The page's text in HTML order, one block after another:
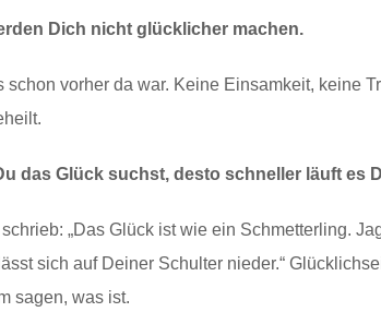
Dich nicht glücklicher machen.
schon vorher da war. Keine Einsamkeit, keine
das Glück suchst, desto schneller läuft es
„Das Glück ist wie ein Schmetterling.
sich auf Deiner Schulter nieder.“
sagen, was ist.